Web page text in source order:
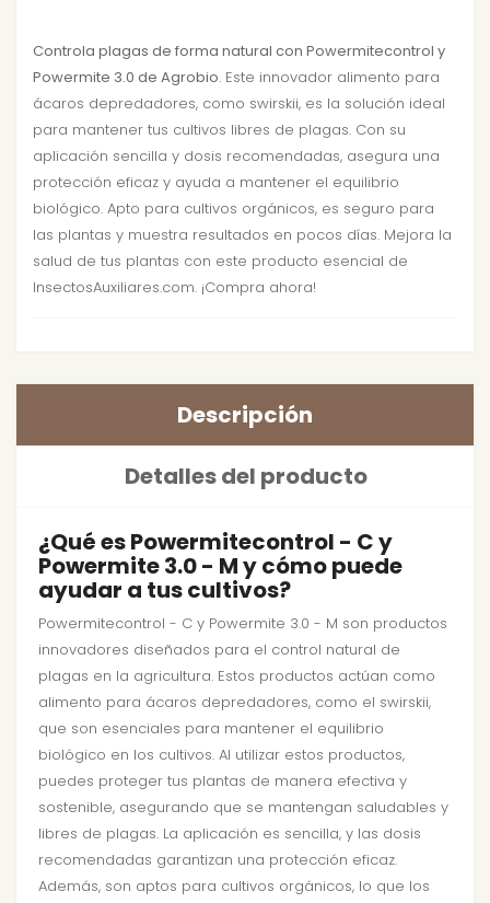
Controla plagas de forma natural con Powermitecontrol y
Powermite 3.0 de Agrobio. Este innovador alimento para
ácaros depredadores, como swirskii, es la solución ideal
para mantener tus cultivos libres de plagas. Con su
aplicación sencilla y dosis recomendadas, asegura una
protección eficaz y ayuda a mantener el equilibrio
biológico. Apto para cultivos orgánicos, es seguro para
las plantas y muestra resultados en pocos días. Mejora la
salud de tus plantas con este producto esencial de
InsectosAuxiliares.com. ¡Compra ahora!
Descripción
Detalles del producto
¿Qué es Powermitecontrol - C y
Powermite 3.0 - M y cómo puede
ayudar a tus cultivos?
Powermitecontrol - C y Powermite 3.0 - M son productos
innovadores diseñados para el control natural de
plagas en la agricultura. Estos productos actúan como
alimento para ácaros depredadores, como el swirskii,
que son esenciales para mantener el equilibrio
biológico en los cultivos. Al utilizar estos productos,
puedes proteger tus plantas de manera efectiva y
sostenible, asegurando que se mantengan saludables y
libres de plagas. La aplicación es sencilla, y las dosis
recomendadas garantizan una protección eficaz.
Además, son aptos para cultivos orgánicos, lo que los